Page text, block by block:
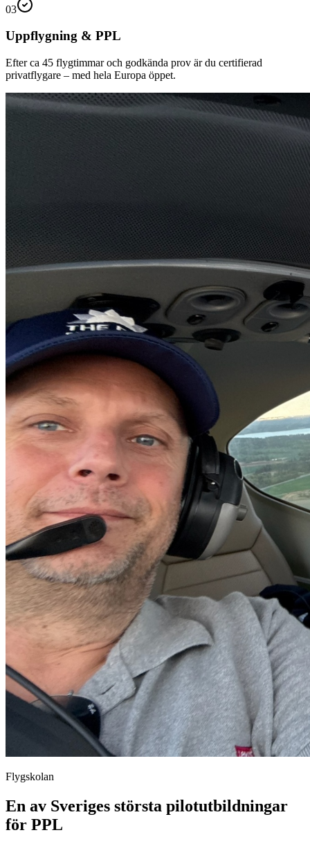
03
Uppflygning & PPL
Efter ca 45 flygtimmar och godkända prov är du certifierad
privatflygare – med hela Europa öppet.
Flygskolan
En av Sveriges största pilotutbildningar
för PPL